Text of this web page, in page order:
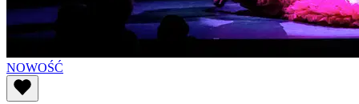
NOWOŚĆ